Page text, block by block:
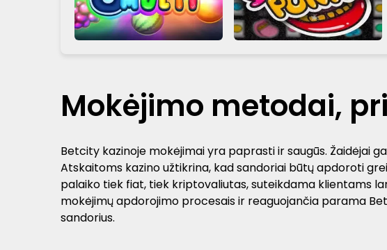
Mokėjimo metodai,
Betcity kazinoje mokėjimai yra paprasti ir saugūs. Žaidėjai
Atskaitoms kazino užtikrina, kad sandoriai būtų apdoroti
palaiko tiek fiat, tiek kriptovaliutas, suteikdama klientams
mokėjimų apdorojimo procesais ir reaguojančia parama
sandorius.